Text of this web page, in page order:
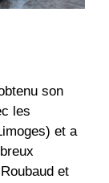
son
les
et a
et